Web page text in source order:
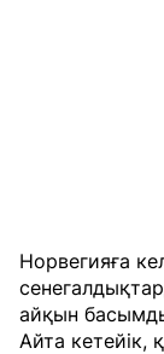
Норвегияға
айқын
Айта кетейік,